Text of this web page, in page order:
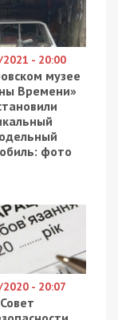
что для
все
отменили
и
Также для
критически
предоставит
на военную
засев.